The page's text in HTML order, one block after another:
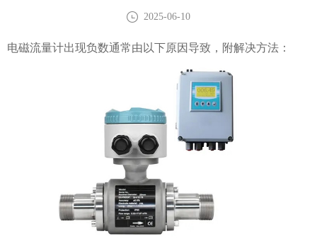
2025-06-10
电磁流量计出现负数通常由以下原因导致，附解决方法：